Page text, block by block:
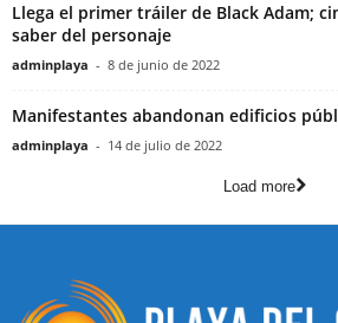
Llega el primer tráiler de Black Adam;
saber del personaje
adminplaya - 8 de junio de 2022
Manifestantes abandonan edificios
adminplaya - 14 de julio de 2022
Load more